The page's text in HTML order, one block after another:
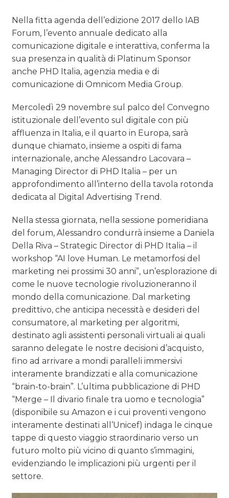
Nella fitta agenda dell’edizione 2017 dello IAB
Forum, l’evento annuale dedicato alla
comunicazione digitale e interattiva, conferma la
sua presenza in qualità di Platinum Sponsor
anche PHD Italia, agenzia media e di
comunicazione di Omnicom Media Group.
Mercoledì 29 novembre sul palco del Convegno
istituzionale dell’evento sul digitale con più
affluenza in Italia, e il quarto in Europa, sarà
dunque chiamato, insieme a ospiti di fama
internazionale, anche Alessandro Lacovara –
Managing Director di PHD Italia – per un
approfondimento all’interno della tavola rotonda
dedicata al Digital Advertising Trend.
Nella stessa giornata, nella sessione pomeridiana
del forum, Alessandro condurrà insieme a Daniela
Della Riva – Strategic Director di PHD Italia – il
workshop “AI love Human. Le metamorfosi del
marketing nei prossimi 30 anni”, un’esplorazione di
come le nuove tecnologie rivoluzioneranno il
mondo della comunicazione. Dal marketing
predittivo, che anticipa necessità e desideri del
consumatore, al marketing per algoritmi,
destinato agli assistenti personali virtuali ai quali
saranno delegate le nostre decisioni d’acquisto,
fino ad arrivare a mondi paralleli immersivi
interamente brandizzati e alla comunicazione
“brain-to-brain”. L’ultima pubblicazione di PHD
“Merge – Il divario finale tra uomo e tecnologia”
(disponibile su Amazon e i cui proventi vengono
interamente destinati all’Unicef) indaga le cinque
tappe di questo viaggio straordinario verso un
futuro molto più vicino di quanto s’immagini,
evidenziando le implicazioni più urgenti per il
settore.